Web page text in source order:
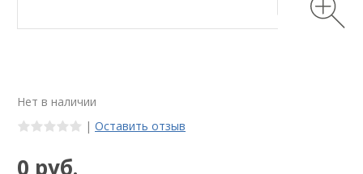
Нет в наличии
| Оставить отзыв
0 руб.